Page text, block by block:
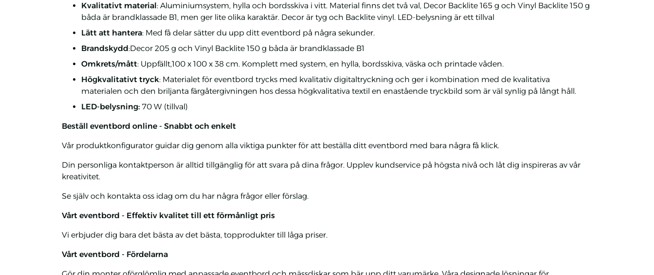
Kvalitativt material: Aluminiumsystem, hylla och bordsskiva i vitt. Material finns det två val, Decor Backlite 165 g och Vinyl Backlite 150 g
båda är brandklassade B1, men ger lite olika karaktär. Decor är tyg och Backlite vinyl. LED-belysning är ett tillval
Lätt att hantera: Med få delar sätter du upp ditt eventbord på några sekunder.
Brandskydd:Decor 205 g och Vinyl Backlite 150 g båda är brandklassade B1
Omkrets/mått: Uppfällt,100 x 100 x 38 cm. Komplett med system, en hylla, bordsskiva, väska och printade våden.
Högkvalitativt tryck: Materialet för eventbord trycks med kvalitativ digitaltryckning och ger i kombination med de kvalitativa
materialen och den briljanta färgåtergivningen hos dessa högkvalitativa textil en enastående tryckbild som är väl synlig på långt håll.
LED-belysning: 70 W (tillval)
Beställ eventbord online - Snabbt och enkelt
Vår produktkonfigurator guidar dig genom alla viktiga punkter för att beställa ditt eventbord med bara några få klick.
Din personliga kontaktperson är alltid tillgänglig för att svara på dina frågor. Upplev kundservice på högsta nivå och låt dig inspireras av vår
kreativitet.
Se själv och kontakta oss idag om du har några frågor eller förslag.
Vårt eventbord - Effektiv kvalitet till ett förmånligt pris
Vi erbjuder dig bara det bästa av det bästa, topprodukter till låga priser.
Vårt eventbord - Fördelarna